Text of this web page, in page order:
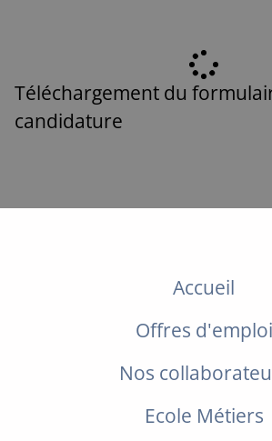
Téléchargement du
candidature
Accueil
Offres d'emploi
Nos
Ecole Métiers